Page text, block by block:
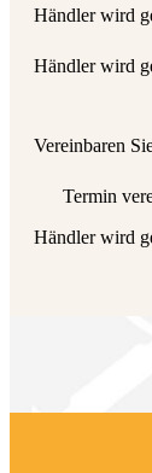
Händler wird
Händler wird
Vereinbaren
Termin
Händler wird